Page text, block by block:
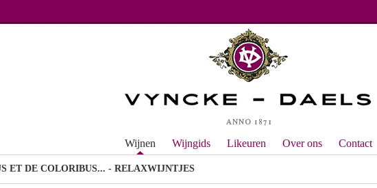
Wijnen Wijngids Likeuren Over ons Contact
ET DE COLORIBUS... - RELAXWIJNTJES